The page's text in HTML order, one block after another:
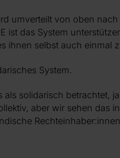
umverteilt von oben
ist das System
ihnen selbst auch einmal
System.
solidarisch betrachtet,
aber wir sehen das